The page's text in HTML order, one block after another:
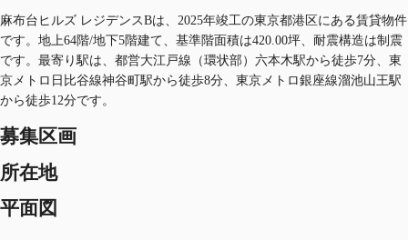
麻布台ヒルズ レジデンスBは、2025年竣工の東京都港区にある賃貸物件
です。地上64階/地下5階建て、基準階面積は420.00坪、耐震構造は制震
です。最寄り駅は、都営大江戸線（環状部）六本木駅から徒歩7分、東
京メトロ日比谷線神谷町駅から徒歩8分、東京メトロ銀座線溜池山王駅
から徒歩12分です。
募集区画
所在地
平面図